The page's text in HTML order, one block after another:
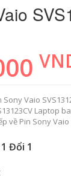
Sony Vaio
Laptop
về Pin Sony Vaio
Đổi 1